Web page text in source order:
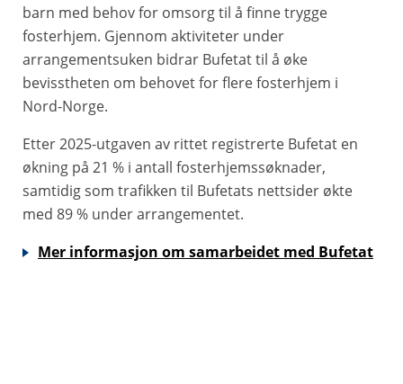
barn med behov for omsorg til å finne trygge
fosterhjem. Gjennom aktiviteter under
arrangementsuken bidrar Bufetat til å øke
bevisstheten om behovet for flere fosterhjem i
Nord-Norge.
Etter 2025-utgaven av rittet registrerte Bufetat en
økning på 21 % i antall fosterhjemssøknader,
samtidig som trafikken til Bufetats nettsider økte
med 89 % under arrangementet.
Mer informasjon om samarbeidet med Bufetat